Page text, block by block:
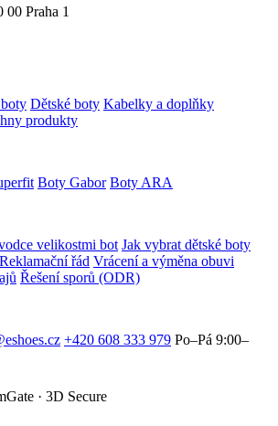
00 Praha 1
Dětské boty Kabelky a doplňky
produkty
Boty Gabor Boty ARA
velikostmi bot Jak vybrat dětské boty
Reklamační řád Vrácení a výměna obuvi
Řešení sporů (ODR)
+420 608 333 979 Po–Pá 9:00–
· 3D Secure